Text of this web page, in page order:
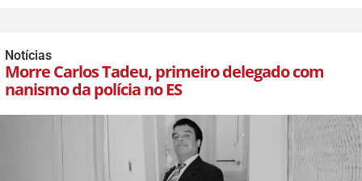
Notícias
Morre Carlos Tadeu, primeiro delegado com
nanismo da polícia no ES